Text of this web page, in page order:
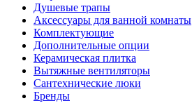
Душевые трапы
Аксессуары для ванной комнаты
Комплектующие
Дополнительные опции
Керамическая плитка
Вытяжные вентиляторы
Сантехнические люки
Бренды